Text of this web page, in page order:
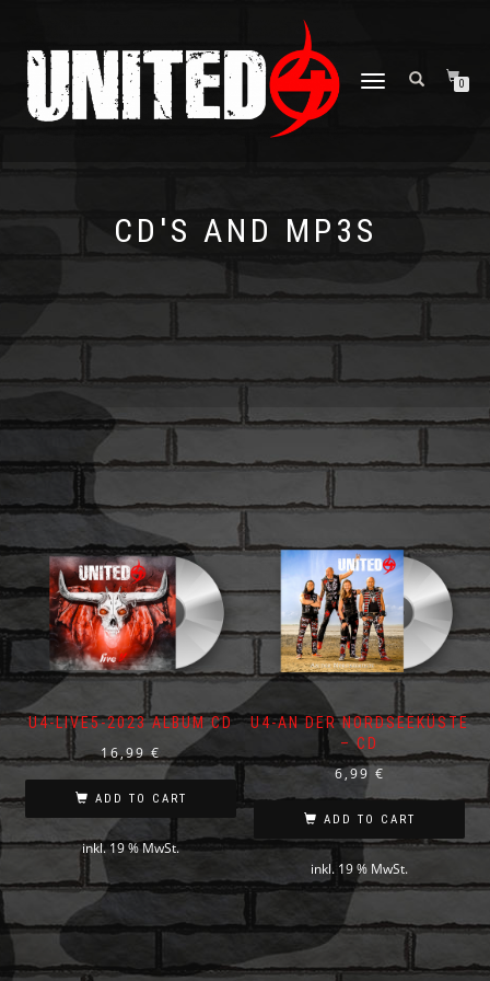
NAVIGATION
0
CD'S AND MP3S
U4-LIVE5-2023 ALBUM CD
16,99€
ADD TO CART
inkl. 19 % MwSt.
U4-AN DER NORDSEEKÜSTE
– CD
6,99 €
ADD TO CART
inkl. 19 % MwSt.